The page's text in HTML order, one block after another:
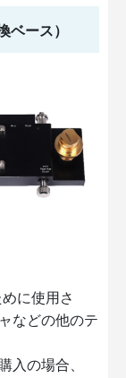
ベース）
に使用さ
などの他のテ
入の場合、